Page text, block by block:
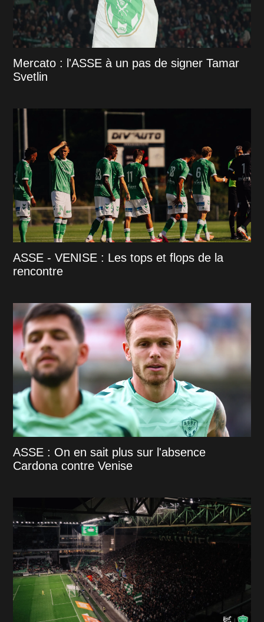
Mercato : l'ASSE à un pas de signer Tamar
Svetlin
ASSE - VENISE : Les tops et flops de la
rencontre
ASSE : On en sait plus sur l'absence
Cardona contre Venise